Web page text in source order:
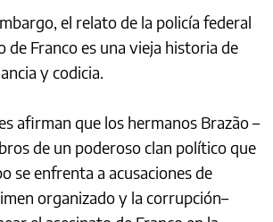
el relato de la policía federal
de Franco es una vieja historia de
y codicia.
afirman que los hermanos Brazão –
de un poderoso clan político que
se enfrenta a acusaciones de
organizado y la corrupción–